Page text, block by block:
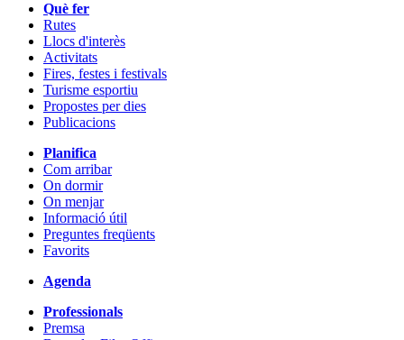
Què fer
Rutes
Llocs d'interès
Activitats
Fires, festes i festivals
Turisme esportiu
Propostes per dies
Publicacions
Planifica
Com arribar
On dormir
On menjar
Informació útil
Preguntes freqüents
Favorits
Agenda
Professionals
Premsa